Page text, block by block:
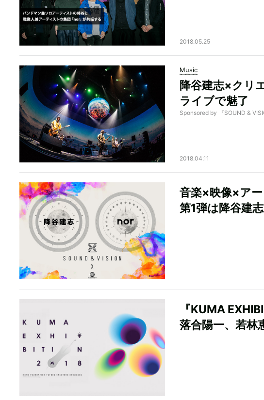
2018.05.25
Music
降谷建志×クリ
ライブで魅了
Sponsored by 『SOUND &
2018.04.11
音楽×映像×ア
第1弾は降谷建
『KUMA
落合陽一、若林